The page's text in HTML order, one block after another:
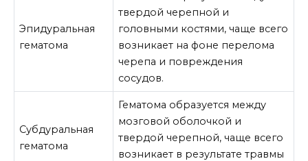
Эпидуральная
гематома
твердой черепной и
головными костями, чаще всего
возникает на фоне перелома
черепа и повреждения
сосудов.
Субдуральная
гематома
Гематома образуется между
мозговой оболочкой и
твердой черепной, чаще всего
возникает в результате травмы